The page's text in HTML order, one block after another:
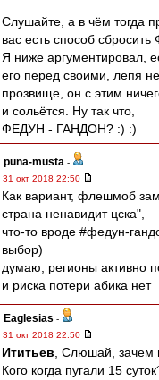
Слушайте, а в чём тогда
вас есть способ сбросить
Я ниже аргументировал,
его перед своими, лепя
прозвище, он с этим
и сольётся. Ну так что,
ФЕДУН - ГАНДОН? :) :)
puna-musta -
31 окт 2018 22:50
Как вариант, флешмоб
страна ненавидит цска",
что-то вроде #федун-
выбор)
думаю, регионы активно
и риска потери абика нет
Eaglesias -
31 окт 2018 22:50
Ититьев , Слюшай, зачем
Кого когда пугали 15